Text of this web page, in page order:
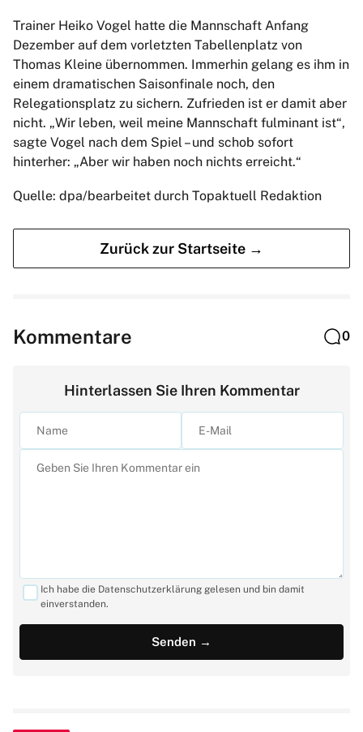
Trainer Heiko Vogel hatte die Mannschaft Anfang
Dezember auf dem vorletzten Tabellenplatz von
Thomas Kleine übernommen. Immerhin gelang es ihm in
einem dramatischen Saisonfinale noch, den
Relegationsplatz zu sichern. Zufrieden ist er damit aber
nicht. „Wir leben, weil meine Mannschaft fulminant ist“,
sagte Vogel nach dem Spiel – und schob sofort
hinterher: „Aber wir haben noch nichts erreicht.“
Quelle: dpa/bearbeitet durch Topaktuell Redaktion
Zurück zur Startseite →
Kommentare 0
Hinterlassen Sie Ihren Kommentar
Ich habe die Datenschutzerklärung gelesen und bin damit
einverstanden.